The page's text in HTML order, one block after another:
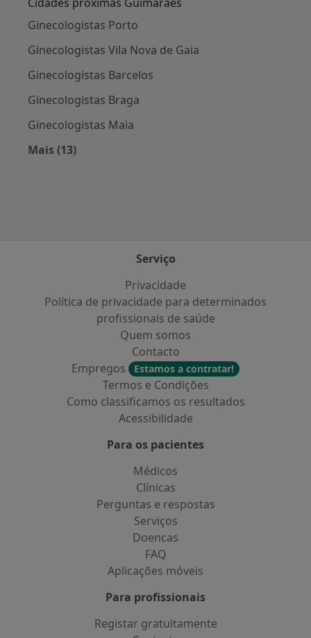
Cidades próximas Guimarães
Ginecologistas Porto
Ginecologistas Vila Nova de Gaia
Ginecologistas Barcelos
Ginecologistas Braga
Ginecologistas Maia
Mais (13)
Serviço
Privacidade
Política de privacidade para determinados
profissionais de saúde
Quem somos
Contacto
Empregos
Estamos a contratar!
Termos e Condições
Como classificamos os resultados
Acessibilidade
Para os pacientes
Médicos
Clínicas
Perguntas e respostas
Serviços
Doencas
FAQ
Aplicações móveis
Para profissionais
Registar gratuitamente